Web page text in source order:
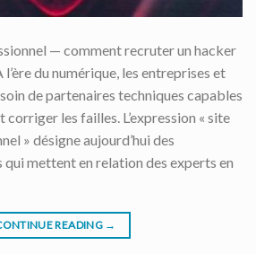
— comment recruter un hacker
du numérique, les entreprises et
de partenaires techniques capables
corriger les failles. L’expression « site
» désigne aujourd’hui des
mettent en relation des experts en
READING →